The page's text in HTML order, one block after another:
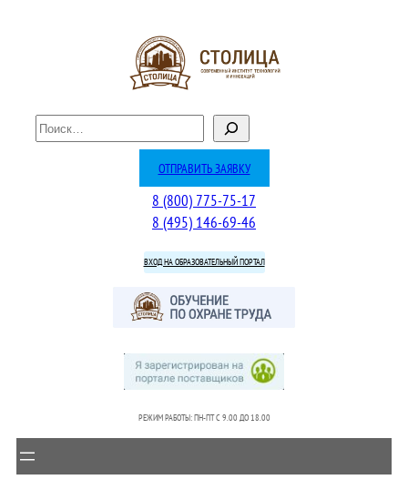
П
о
ОТПРАВИТЬ ЗАЯВКУ
8 (800) 775-75-17
8 (495) 146-69-46
ВХОД НА ОБРАЗОВАТЕЛЬНЫЙ ПОРТАЛ
РЕЖИМ РАБОТЫ: ПН-ПТ C 9.00 ДО 18.00